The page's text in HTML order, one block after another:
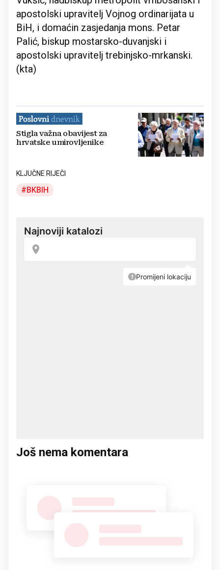
apostolski upravitelj Vojnog ordinarijata u
BiH, i domaćin zasjedanja mons. Petar
Palić, biskup mostarsko-duvanjski i
apostolski upravitelj trebinjsko-mrkanski.
(kta)
Stigla važna obavijest za
hrvatske umirovljenike
KLJUČNE RIJEČI
BKBIH
Još nema komentara